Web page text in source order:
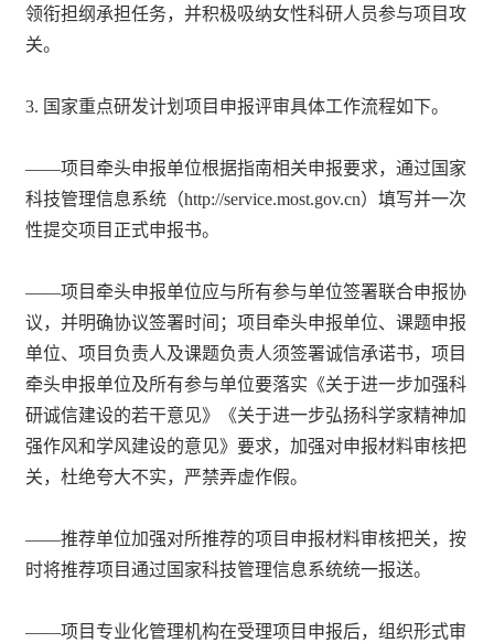
领衔担纲承担任务，并积极吸纳女性科研人员参与项目攻
关。
3. 国家重点研发计划项目申报评审具体工作流程如下。
——项目牵头申报单位根据指南相关申报要求，通过国家
科技管理信息系统（http://service.most.gov.cn）填写并一次
性提交项目正式申报书。
——项目牵头申报单位应与所有参与单位签署联合申报协
议，并明确协议签署时间；项目牵头申报单位、课题申报
单位、项目负责人及课题负责人须签署诚信承诺书，项目
牵头申报单位及所有参与单位要落实《关于进一步加强科
研诚信建设的若干意见》《关于进一步弘扬科学家精神加
强作风和学风建设的意见》要求，加强对申报材料审核把
关，杜绝夸大不实，严禁弄虚作假。
——推荐单位加强对所推荐的项目申报材料审核把关，按
时将推荐项目通过国家科技管理信息系统统一报送。
——项目专业化管理机构在受理项目申报后，组织形式审